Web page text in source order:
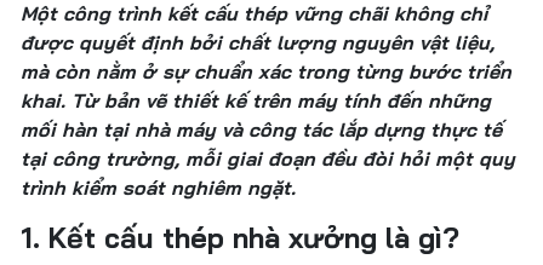
Một công trình kết cấu thép vững chãi không chỉ
được quyết định bởi chất lượng nguyên vật liệu,
mà còn nằm ở sự chuẩn xác trong từng bước triển
khai. Từ bản vẽ thiết kế trên máy tính đến những
mối hàn tại nhà máy và công tác lắp dựng thực tế
tại công trường, mỗi giai đoạn đều đòi hỏi một quy
trình kiểm soát nghiêm ngặt.
1. Kết cấu thép nhà xưởng là gì?